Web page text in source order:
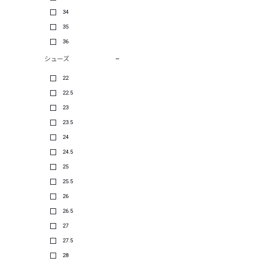
34
35
36
シューズ
22
22.5
23
23.5
24
24.5
25
25.5
26
26.5
27
27.5
28